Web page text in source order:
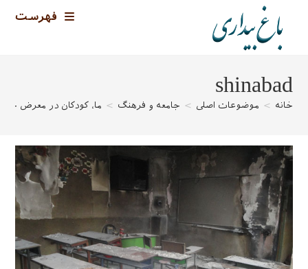
فهرست
shinabad
خانه > موضوعات اصلی > جامعه و فرهنگ > ما، کودکان در معرض